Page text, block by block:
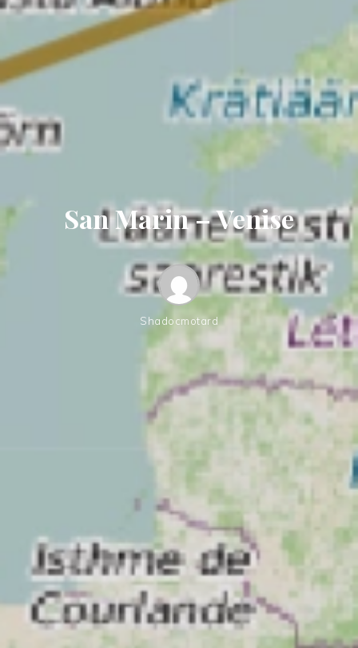
San Marin – Venise
Shadocmotard